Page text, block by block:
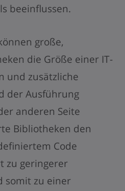
beeinflussen.
große,
die Größe einer IT-
und zusätzliche
der Ausführung
anderen Seite
Bibliotheken den
Code
zu geringerer
somit zu einer